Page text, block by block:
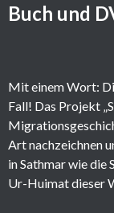
Buch und
Mit einem Wort:
Fall! Das Projekt
Art nachzeichnen
in Sathmar wie die
Ur-Huimat dieser